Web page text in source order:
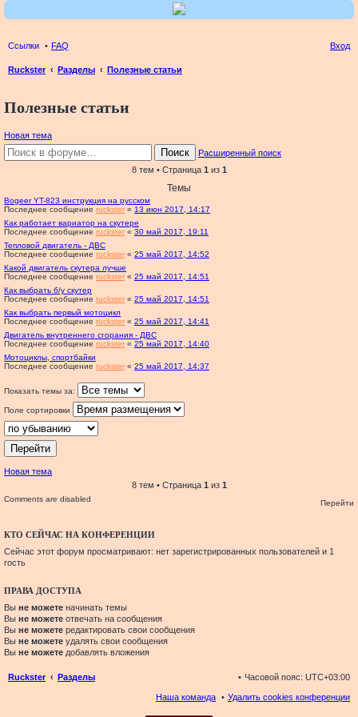
Ссылки FAQ Вход
Ruckster Разделы
Полезные статьи
Полезные статьи
Новая тема
Поиск
Расширенный поиск
8 тем • Страница 1 из 1
Темы
Bogeer YT-823 инструкция на русском
Последнее сообщение ruckster « 13 июн 2017, 14:17
Как работает вариатор на скутере
Последнее сообщение ruckster « 30 май 2017, 19:11
Тепловой двигатель - ДВС
Последнее сообщение ruckster « 25 май 2017, 14:52
Какой двигатель скутера лучше
Последнее сообщение ruckster « 25 май 2017, 14:51
Как выбрать б/у скутер
Последнее сообщение ruckster « 25 май 2017, 14:51
Как выбрать первый мотоцикл
Последнее сообщение ruckster « 25 май 2017, 14:41
Двигатель внутреннего сгорания - ДВС
Последнее сообщение ruckster « 25 май 2017, 14:40
Мотоциклы, спортбайки
Последнее сообщение ruckster « 25 май 2017, 14:37
Показать темы за:
Поле сортировки
Новая тема
8 тем • Страница 1 из 1
Перейти
Comments are disabled
КТО СЕЙЧАС НА КОНФЕРЕНЦИИ
Сейчас этот форум просматривают: нет зарегистрированных пользователей и 1
гость
ПРАВА ДОСТУПА
Вы не можете начинать темы
Вы не можете отвечать на сообщения
Вы не можете редактировать свои сообщения
Вы не можете удалять свои сообщения
Вы не можете добавлять вложения
Ruckster Разделы Часовой пояс: UTC+03:00
Удалить cookies конференции
Наша команда